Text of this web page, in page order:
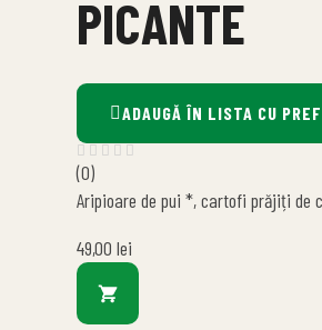
PICANTE
ADAUGĂ ÎN LISTA CU
(0)
Aripioare de pui *, cartofi prăjiți de
49,00 lei